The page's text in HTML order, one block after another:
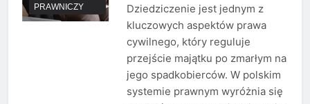
PRAWNICZY
Dziedziczenie jest jednym z
kluczowych aspektów prawa
cywilnego, który reguluje
przejście majątku po zmarłym na
jego spadkobierców. W polskim
systemie prawnym wyróżnia się